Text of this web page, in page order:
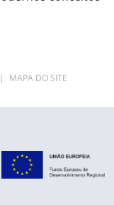
| MAPA DO SITE